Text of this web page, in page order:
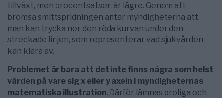
tillväxt, men procentsatsen är lägre. Genom att
bromsa smittspridningen antar myndigheterna att
man kan trycka ner den röda kurvan under den
streckade linjen, som representerar vad sjukvården
kan klara av.
Problemet är bara att det inte finns några som helst
värden på vare sig x eller y axeln i myndigheternas
matematiska illustration. Därför lämnas oroliga och